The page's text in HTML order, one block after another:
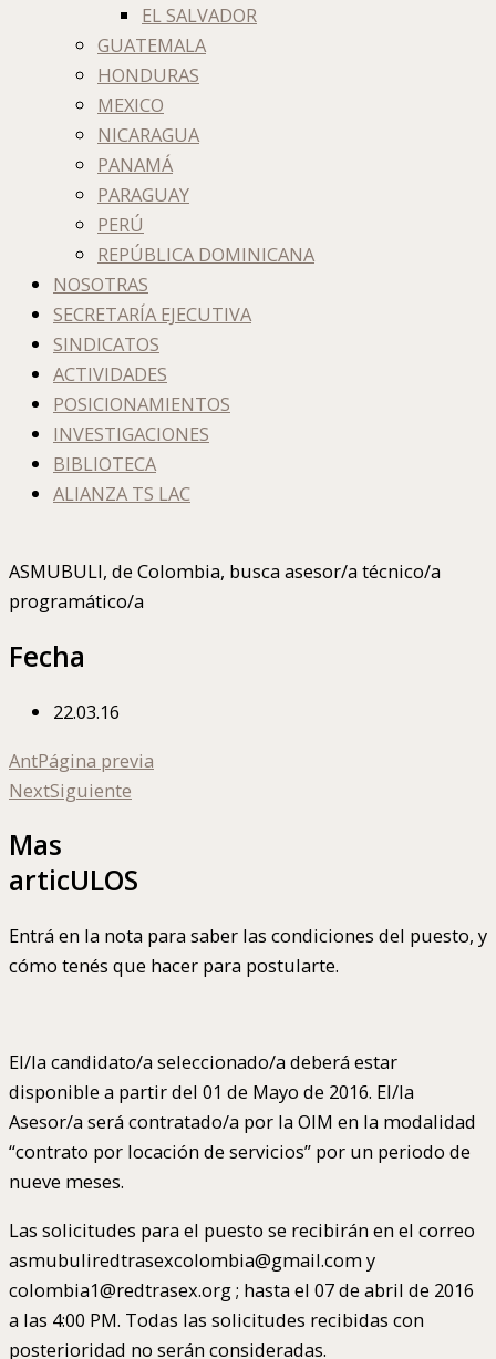
EL SALVADOR
GUATEMALA
HONDURAS
MEXICO
NICARAGUA
PANAMÁ
PARAGUAY
PERÚ
REPÚBLICA DOMINICANA
NOSOTRAS
SECRETARÍA EJECUTIVA
SINDICATOS
ACTIVIDADES
POSICIONAMIENTOS
INVESTIGACIONES
BIBLIOTECA
ALIANZA TS LAC
ASMUBULI, de Colombia, busca asesor/a técnico/a
programático/a
Fecha
22.03.16
AntPágina previa
NextSiguiente
Mas
articULOS
Entrá en la nota para saber las condiciones del puesto, y
cómo tenés que hacer para postularte.
El/la candidato/a seleccionado/a deberá estar
disponible a partir del 01 de Mayo de 2016. El/la
Asesor/a será contratado/a por la OIM en la modalidad
“contrato por locación de servicios” por un periodo de
nueve meses.
Las solicitudes para el puesto se recibirán en el correo
asmubuliredtrasexcolombia@gmail.com y
colombia1@redtrasex.org ; hasta el 07 de abril de 2016
a las 4:00 PM. Todas las solicitudes recibidas con
posterioridad no serán consideradas.